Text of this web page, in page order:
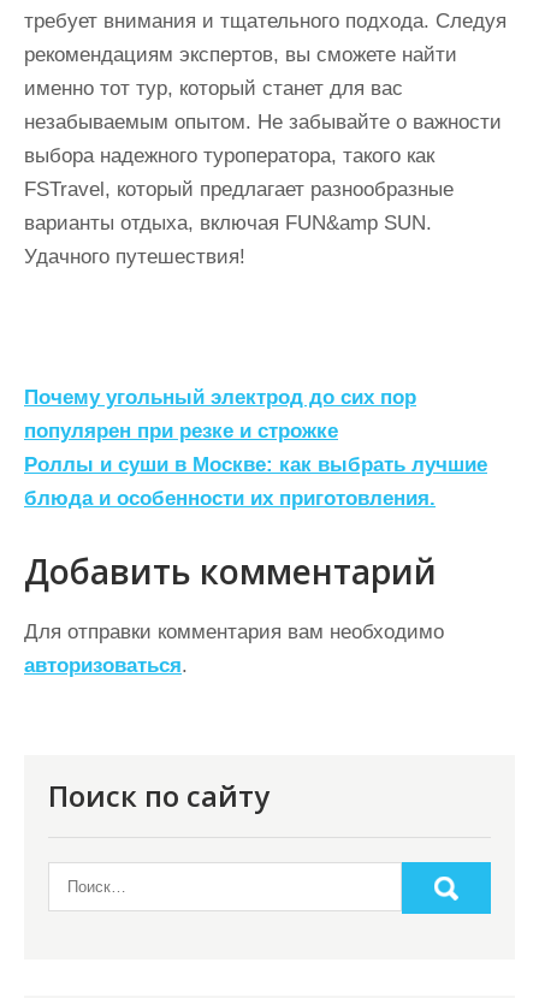
требует внимания и тщательного подхода. Следуя
рекомендациям экспертов, вы сможете найти
именно тот тур, который станет для вас
незабываемым опытом. Не забывайте о важности
выбора надежного туроператора, такого как
FSTravel, который предлагает разнообразные
варианты отдыха, включая FUN&amp SUN.
Удачного путешествия!
Н
а
в
и
г
а
ц
и
Почему угольный электрод до сих пор
популярен при резке и строжке
Роллы и суши в Москве: как выбрать лучшие
блюда и особенности их приготовления.
Добавить комментарий
Для отправки комментария вам необходимо
авторизоваться.
Поиск по сайту